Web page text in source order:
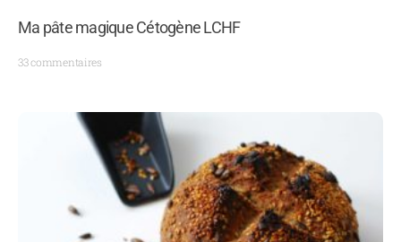
Ma pâte magique Cétogène LCHF
33 commentaires